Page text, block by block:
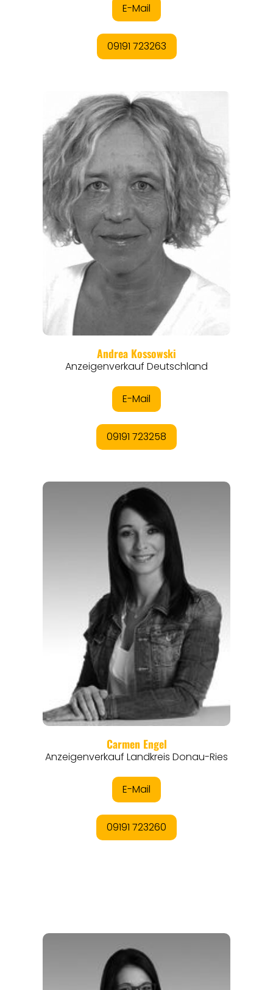
REGIONEN
ORTE
EVENTS
REISEFÜHRER
REISEMAGAZINE
THEMEN
ANGEBOTE